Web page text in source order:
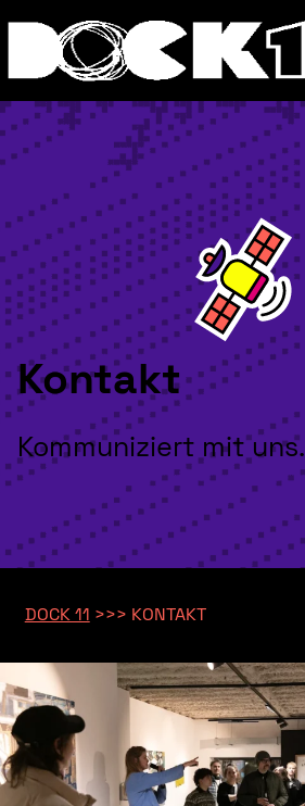
Kontakt
Kommuniziert mit uns.
DOCK 11 >>> KONTAKT